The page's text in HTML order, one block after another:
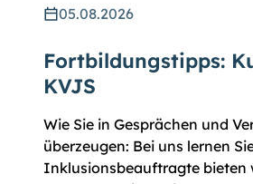
05.08.2026
Fortbildungstipps:
KVJS
Wie Sie in Gesprächen und
überzeugen: Bei uns lernen
Inklusionsbeauftragte bieten